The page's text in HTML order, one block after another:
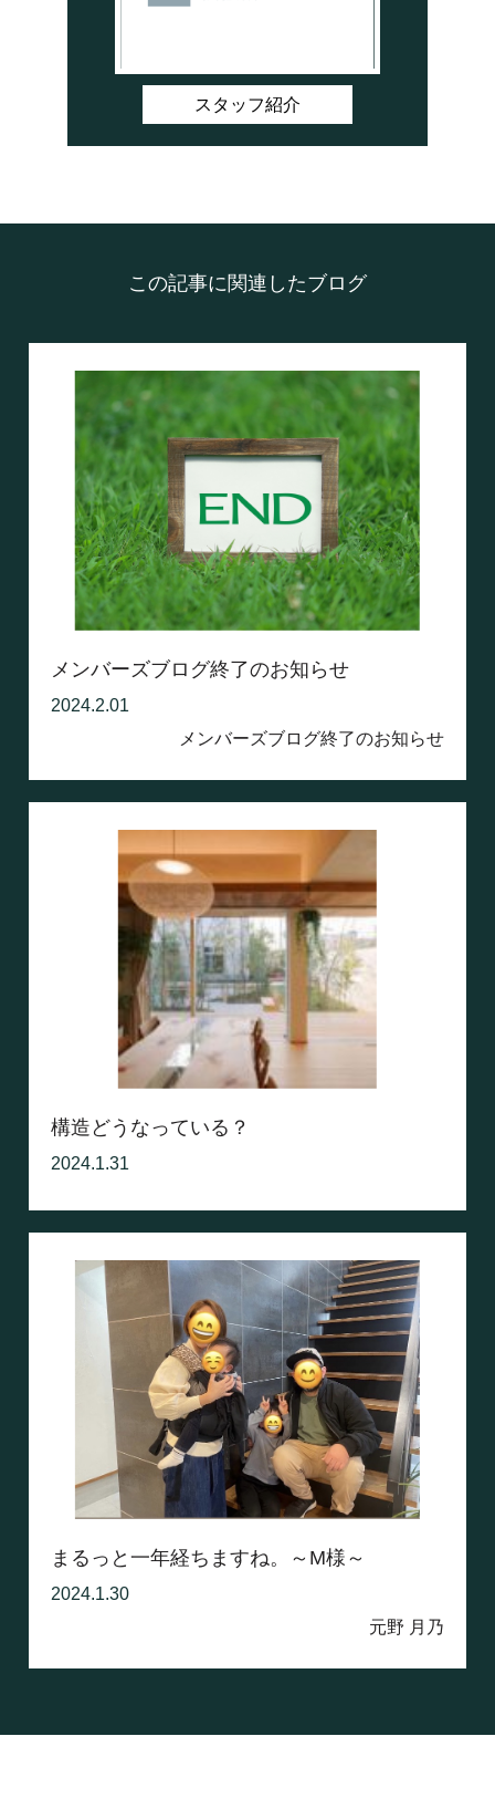
スタッフ紹介
この記事に関連したブログ
メンバーズブログ終了のお知らせ
2024.2.01
メンバーズブログ終了のお知らせ
構造どうなっている？
2024.1.31
まるっと一年経ちますね。～M様～
2024.1.30
元野 月乃